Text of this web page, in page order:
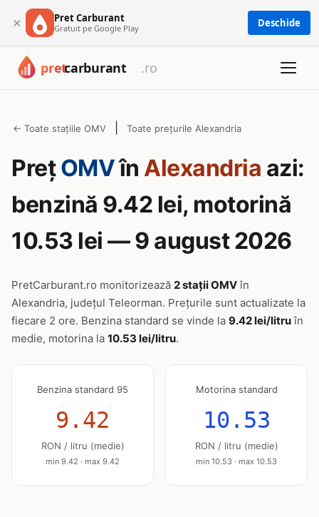
× Pret Carburant
Gratuit pe Google Play Deschide
← Toate stațiile OMV Toate prețurile Alexandria
PrețOMVîn Alexandria azi:
benzină 9.42 lei, motorină
10.53 lei — 9 august 2026
PretCarburant.ro monitorizează 2 stații OMVîn
Alexandria, județul Teleorman. Prețurile sunt actualizate la
fiecare 2 ore. Benzina standard se vinde la 9.42 lei/litruîn
medie, motorina la 10.53 lei/litru.
Benzina standard 95
9.42
RON / litru (medie)
min 9.42 · max 9.42
Motorina standard
10.53
RON / litru (medie)
min 10.53 · max 10.53